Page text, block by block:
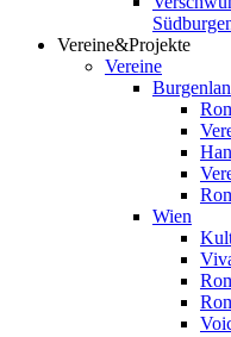
Vereine&Projekte
Vereine
Wien